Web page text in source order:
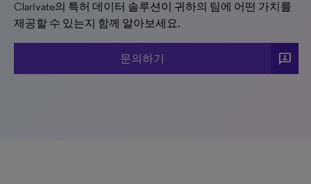
Clarivate의 특허 데이터 솔루션이 귀하의 팀에 어떤 가치를
제공할 수 있는지 함께 알아보세요.
문의하기 3p